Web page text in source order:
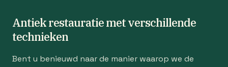
Antiek restauratie met verschillende
technieken
Bent u benieuwd naar de manier waarop we de